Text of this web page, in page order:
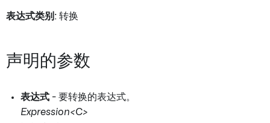
表达式类别 : 转换
声明的参数
表达式 - 要转换的表达式。
Expression<C>